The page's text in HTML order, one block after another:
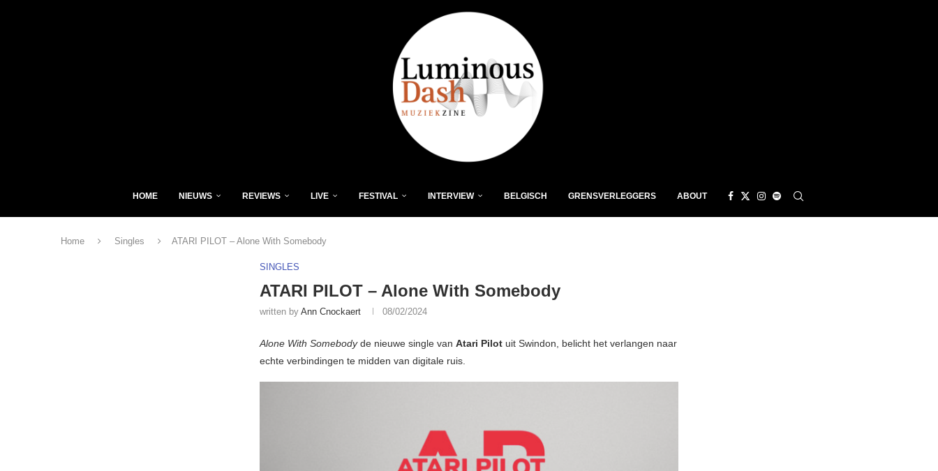
HOME NIEUWS REVIEWS LIVE FESTIVAL INTERVIEW BELGISCH GRENSVERLEGGERS ABOUT
Home Singles ATARI PILOT – Alone With Somebody
SINGLES
ATARI PILOT – Alone With Somebody
written by Ann Cnockaert 08/02/2024
Alone With Somebodyde nieuwe single van Atari Pilot uit Swindon, belicht het verlangen naar
echte verbindingen te midden van digitale ruis.